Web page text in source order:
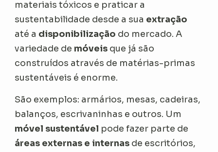
materiais tóxicos e praticar a
sustentabilidade desde a sua extração
até a disponibilização do mercado. A
variedade de móveis que já são
construídos através de matérias-primas
sustentáveis é enorme.
São exemplos: armários, mesas, cadeiras,
balanços, escrivaninhas e outros. Um
móvel sustentável pode fazer parte de
áreas externas e internas de escritórios,